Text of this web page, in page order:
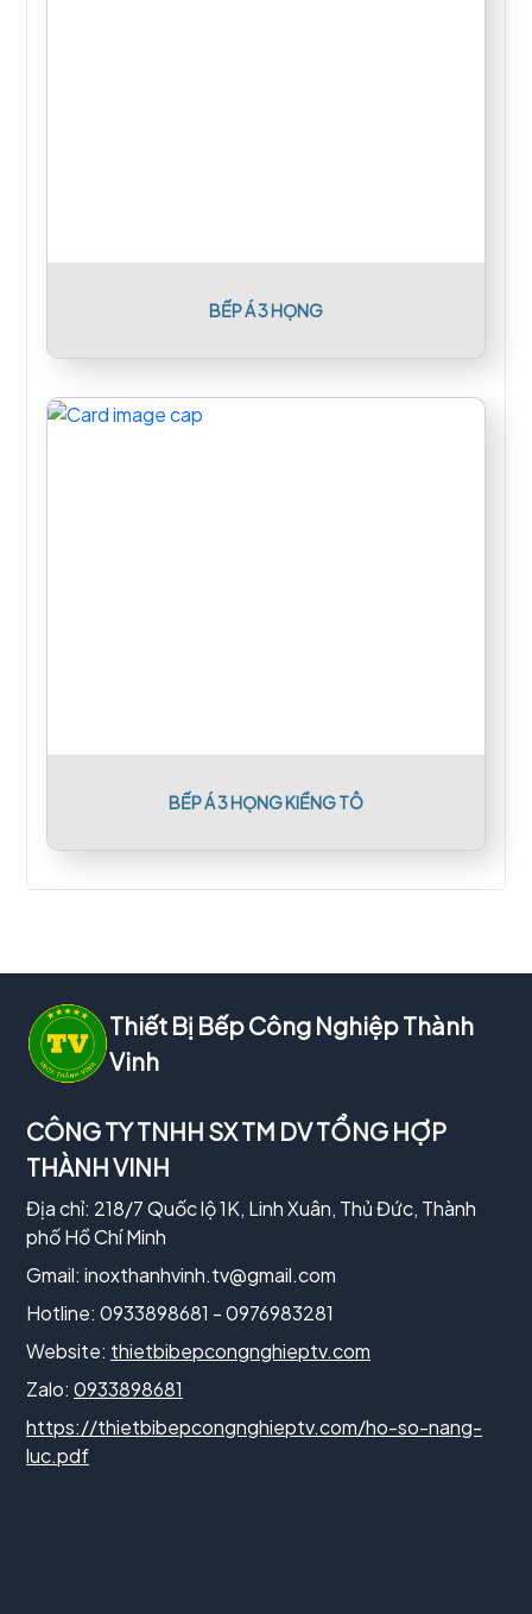
BẾP Á 3 HỌNG
BẾP Á 3 HỌNG KIỀNG TÔ
Thiết Bị Bếp Công Nghiệp Thành
Vinh
CÔNG TY TNHH SX TM DV TỔNG HỢP
THÀNH VINH
Địa chỉ: 218/7 Quốc lộ 1K, Linh Xuân, Thủ Đức, Thành
phố Hồ Chí Minh
Gmail: inoxthanhvinh.tv@gmail.com
Hotline: 0933898681 - 0976983281
Website: thietbibepcongnghieptv.com
Zalo: 0933898681
https://thietbibepcongnghieptv.com/ho-so-nang-
luc.pdf